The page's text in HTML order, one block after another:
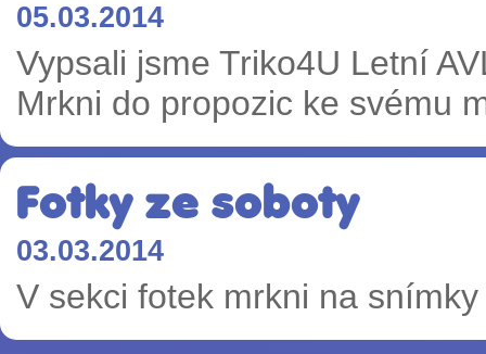
05.03.2014
Vypsali jsme Triko4U Letní
Mrkni do propozic ke svému
Fotky ze soboty
03.03.2014
V sekci fotek mrkni na